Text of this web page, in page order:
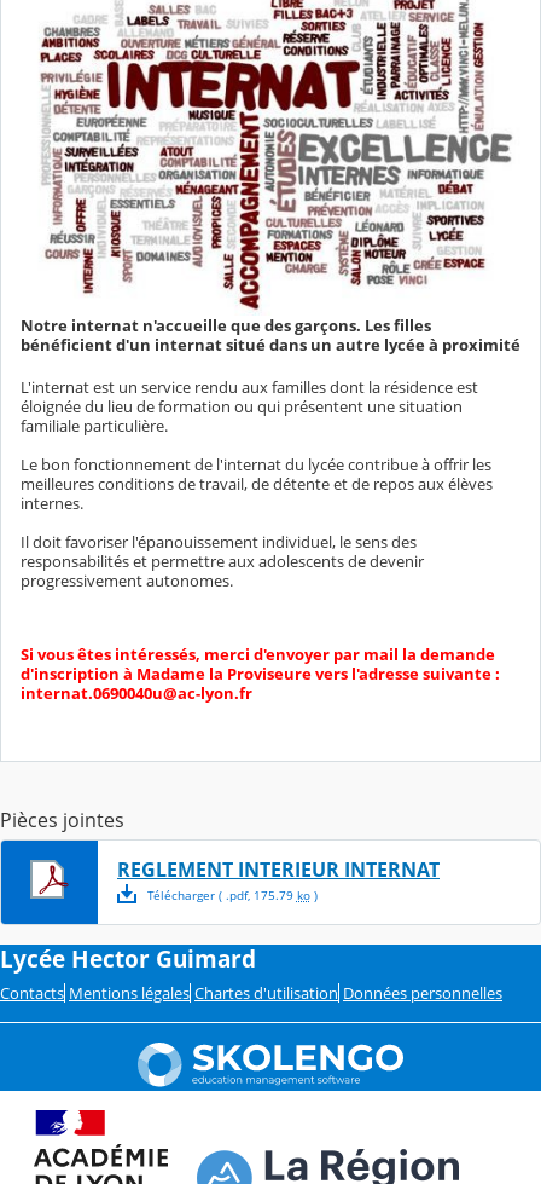
Notre internat n'accueille que des garçons. Les filles
bénéficient d'un internat situé dans un autre lycée à proximité
L'internat est un service rendu aux familles dont la résidence est
éloignée du lieu de formation ou qui présentent une situation
familiale particulière.
Le bon fonctionnement de l'internat du lycée contribue à offrir les
meilleures conditions de travail, de détente et de repos aux élèves
internes.
Il doit favoriser l'épanouissement individuel, le sens des
responsabilités et permettre aux adolescents de devenir
progressivement autonomes.
Si vous êtes intéressés, merci d'envoyer par mail la demande
d'inscription à Madame la Proviseure vers l'adresse suivante :
internat.0690040u@ac-lyon.fr
Pièces jointes
REGLEMENT INTERIEUR INTERNAT
Télécharger( .pdf, 175.79 ko)
Lycée Hector Guimard
Contacts Mentions légales Chartes d'utilisation Données personnelles